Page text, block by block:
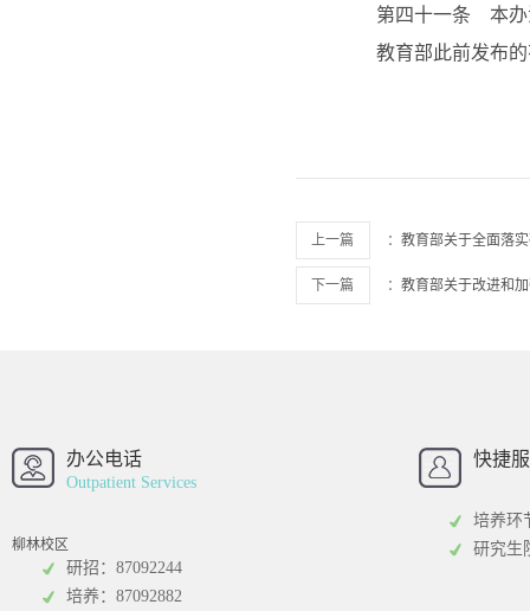
第四十一条 本办法
教育部此前发布的
上一篇 ： 教育部关于全面落
下一篇 ： 教育部关于改进和
招办
工商管理学院
办公电话
Outpatient Services
柳林校区
研招：87092244
培养：87092882
快捷
培养环
研究生